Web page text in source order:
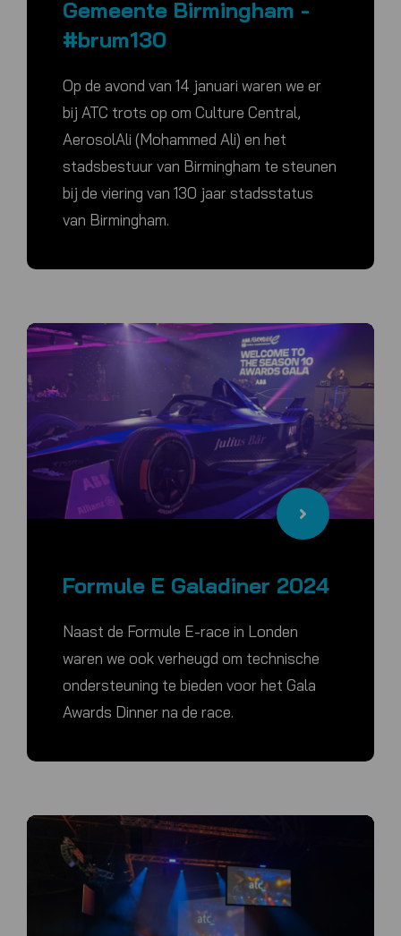
Gemeente Birmingham -
#brum130
Op de avond van 14 januari waren we er
bij ATC trots op om Culture Central,
AerosolAli (Mohammed Ali) en het
stadsbestuur van Birmingham te steunen
bij de viering van 130 jaar stadsstatus
van Birmingham.
Formule E Galadiner 2024
Naast de Formule E-race in Londen
waren we ook verheugd om technische
ondersteuning te bieden voor het Gala
Awards Dinner na de race.